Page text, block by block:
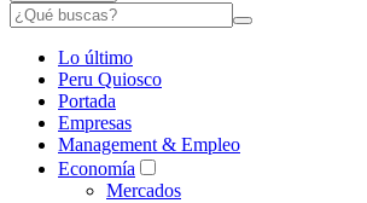
Lo último
Peru Quiosco
Portada
Empresas
Management & Empleo
Economía
Mercados